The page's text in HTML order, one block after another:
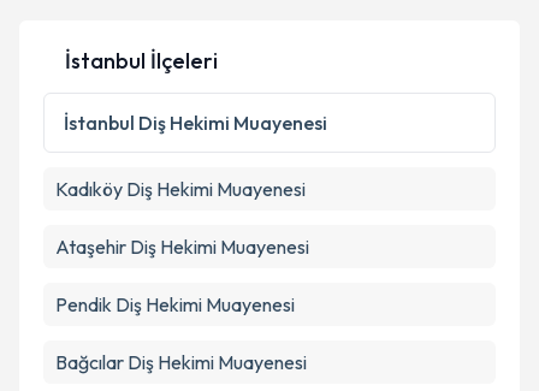
İstanbul İlçeleri
İstanbul Diş Hekimi Muayenesi
Kadıköy Diş Hekimi Muayenesi
Ataşehir Diş Hekimi Muayenesi
Pendik Diş Hekimi Muayenesi
Bağcılar Diş Hekimi Muayenesi